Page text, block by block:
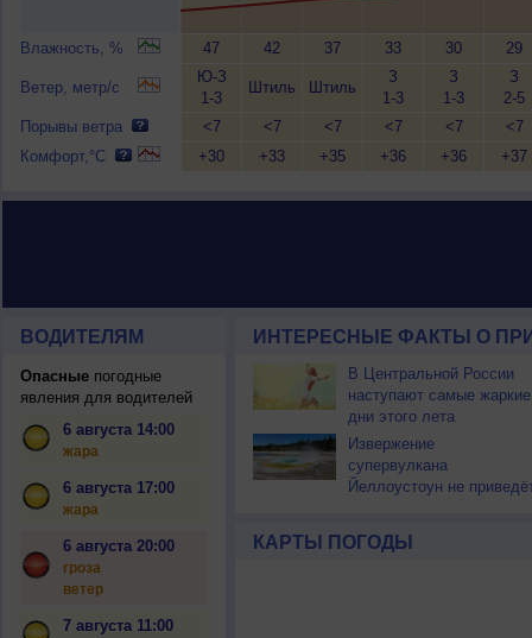
Влажность, %
Ветер, метр/с
Порывы ветра
Комфорт,°C
47
Ю-З
1-3
<7
+30
42
Штиль
<7
+33
37
Штиль
<7
+35
33
З
1-3
<7
+36
30
З
1-3
<7
+36
29
З
2-5
<7
+37
ВОДИТЕЛЯМ
Опасныепогодные
явления для водителей
6 августа 14:00
жара
6 августа 17:00
жара
6 августа 20:00
гроза
ветер
7 августа 11:00
ИНТЕРЕСНЫЕ ФАКТЫ О
В Центральной России
наступают самые жаркие
дни этого лета
Извержение
супервулкана
Йеллоустоун не
КАРТЫ ПОГОДЫ